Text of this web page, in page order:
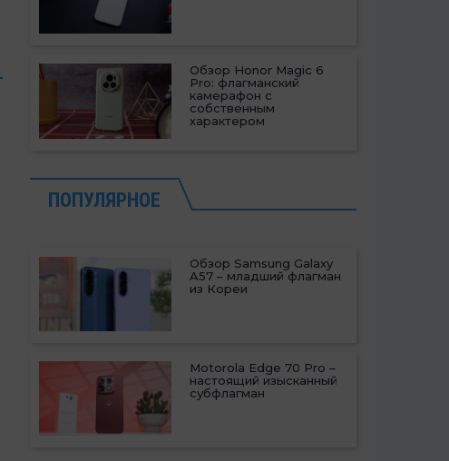
Обзор Honor Magic 6
Pro: флагманский
камерафон с
собственным
характером
ПОПУЛЯРНОЕ
Обзор Samsung Galaxy
A57 – младший флагман
из Кореи
Motorola Edge 70 Pro –
настоящий изысканный
субфлагман